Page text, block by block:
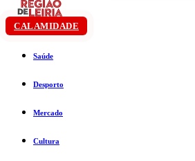
CALAMIDADE
Saúde
Desporto
Mercado
Cultura